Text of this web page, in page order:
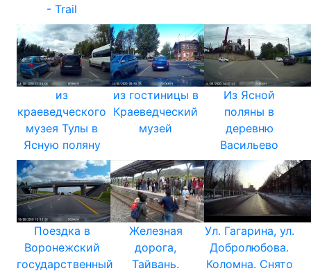
- Trail
из
краеведческого
музея Тулы в
Ясную поляну
из гостиницы в
Краеведческий
музей
Из Ясной
поляны в
деревню
Васильево
Поездка в
Воронежский
государственный
Железная
дорога,
Тайвань.
Ул. Гагарина, ул.
Добролюбова.
Коломна. Снято